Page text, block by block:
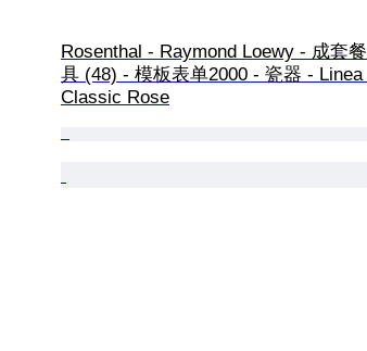
Rosenthal - Raymond Loewy - 成套餐
具 (48) - 模板表单2000 - 瓷器 - Linea
Classic Rose